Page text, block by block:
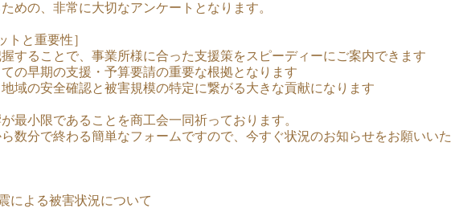
めの、非常に大切なアンケートとなります。
トと重要性］
することで、事業所様に合った支援策をスピーディーにご案内できます
の早期の支援・予算要請の重要な根拠となります
域の安全確認と被害規模の特定に繋がる大きな貢献になります
最小限であることを商工会一同祈っております。
数分で終わる簡単なフォームですので、今すぐ状況のお知らせをお願いいた
による被害状況について